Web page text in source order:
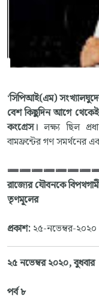
‘সিপিআই(এম)
বেশ কিছুদিন আগে থেকেই
কংগ্রেস।লক্ষ্য ছিল
বামফ্রন্টের গণ সমর্থনের
রাজ্যের যৌবনকে
তৃণমূলের
প্রকাশ: ২৫-নভেম্বর-২০২০
২৫ নভেম্বর ২০২০, বুধবার
পর্ব ৮